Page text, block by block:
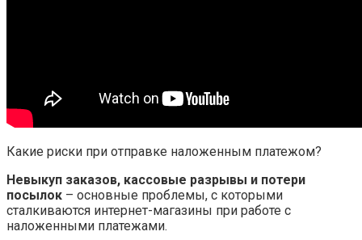
Какие риски при отправке наложенным платежом?
Невыкуп заказов, кассовые разрывы и потери
посылок – основные проблемы, с которыми
сталкиваются интернет-магазины при работе с
наложенными платежами.